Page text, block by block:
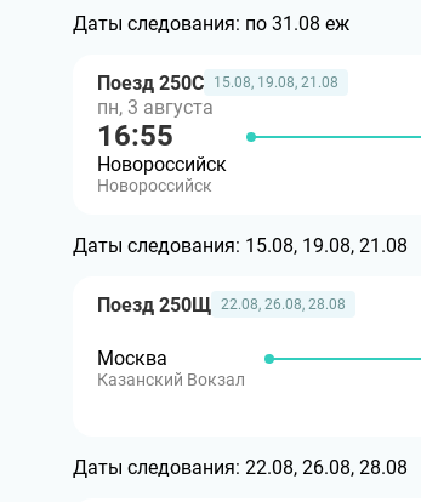
Даты следования: по 31.08 еж
Поезд 250С 15.08, 19.08, 21.08
пн, 3 августа
16:55
Новороссийск
Новороссийск
Даты следования: 15.08, 19.08, 21.08
Поезд 250Щ 22.08, 26.08, 28.08
Москва
Казанский Вокзал
Даты следования: 22.08, 26.08, 28.08